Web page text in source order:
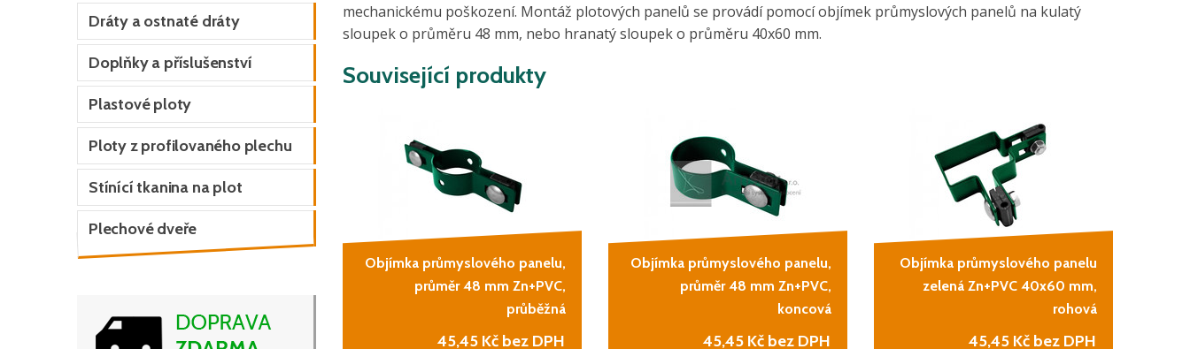
Dráty a ostnaté dráty
Doplňky a příslušenství
Plastové ploty
Ploty z profilovaného plechu
Stínící tkanina na plot
Plechové dveře
mechanickému poškození. Montáž plotových panelů se provádí pomocí objímek průmyslových panelů na kulatý
sloupek o průměru 48 mm, nebo hranatý sloupek o průměru 40x60 mm.
Související produkty
Objímka průmyslového panelu,
průměr 48 mm Zn+PVC,
průběžná
45,45 Kč bez DPH
Objímka průmyslového panelu,
průměr 48 mm Zn+PVC,
koncová
45,45Kč bez DPH
Objímka průmyslového panelu
zelená Zn+PVC 40x60 mm,
rohová
45,45Kč bez DPH